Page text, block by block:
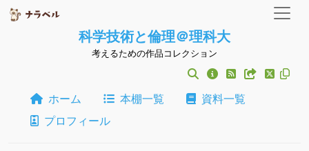
科学技術と倫理＠理科大
考えるための作品コレクション
ホーム 本棚一覧
資料一覧
プロフィール